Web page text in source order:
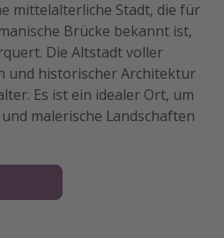
mittelalterliche Stadt, die für
Brücke bekannt ist,
Die Altstadt voller
und historischer Architektur
Es ist ein idealer Ort, um
malerische Landschaften